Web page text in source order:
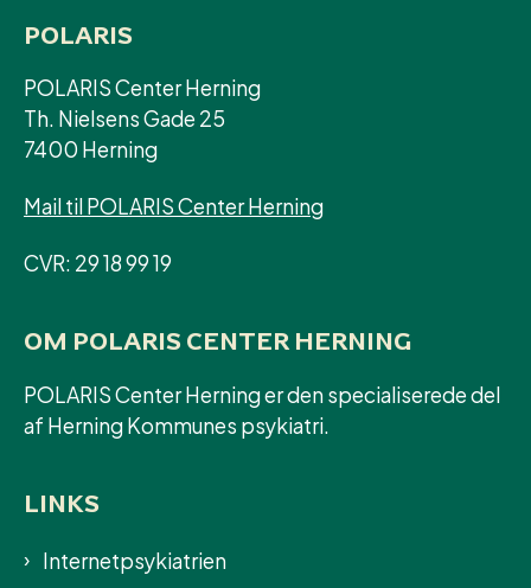
POLARIS
POLARIS Center Herning
Th. Nielsens Gade 25
7400 Herning
Mail til POLARIS Center Herning
CVR: 29 18 99 19
OM POLARIS CENTER HERNING
POLARIS Center Herning er den specialiserede del
af Herning Kommunes psykiatri.
LINKS
Internetpsykiatrien